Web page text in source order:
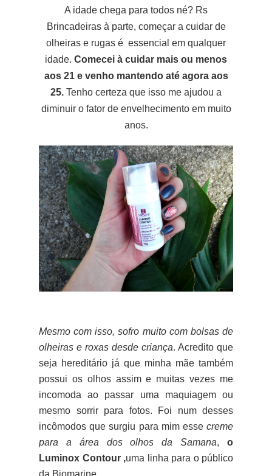
A idade chega para todos né? Rs
Brincadeiras à parte, começar a cuidar de
olheiras e rugas é essencial em qualquer
idade. Comecei à cuidar mais ou menos
aos 21 e venho mantendo até agora aos
25. Tenho certeza que isso me ajudou a
diminuir o fator de envelhecimento em muito
anos.
Mesmo com isso, sofro muito com bolsas de
olheiras e roxas desde criança. Acredito que
seja hereditário já que minha mãe também
possui os olhos assim e muitas vezes me
incomoda ao passar uma maquiagem ou
mesmo sorrir para fotos. Foi num desses
incômodos que surgiu para mim esse creme
para a área dos olhos da Samana,o
Luminox Contour ,uma linha para o público
da Biomarine.